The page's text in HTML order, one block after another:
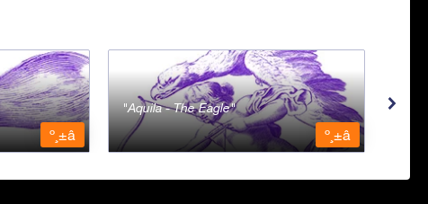
º¸±â
Aquila - The Eagle
º¸±â